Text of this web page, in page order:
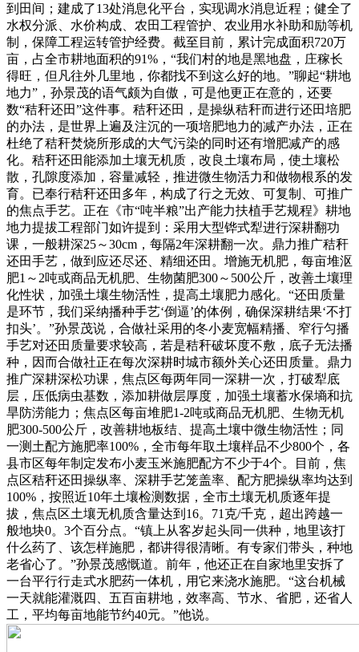
到田间；建成了13处消息化平台，实现调水消息近程；健全了
水权分派、水价构成、农田工程管护、农业用水补助和励等机
制，保障工程运转管护经费。截至目前，累计完成面积720万
亩，占全市耕地面积的91%，“我们村的地是黑地盘，庄稼长
得旺，但凡往外几里地，你都找不到这么好的地。”聊起“耕地
地力”，孙景茂的语气颇为自傲，可是他更正在意的，还要
数“秸秆还田”这件事。秸秆还田，是操纵秸秆而进行还田培肥
的办法，是世界上遍及注沉的一项培肥地力的减产办法，正在
杜绝了秸秆焚烧所形成的大气污染的同时还有增肥减产的感
化。秸秆还田能添加土壤无机质，改良土壤布局，使土壤松
散，孔隙度添加，容量减轻，推进微生物活力和做物根系的发
育。已奉行秸秆还田多年，构成了行之无效、可复制、可推广
的焦点手艺。正在《市“吨半粮”出产能力扶植手艺规程》耕地
地力提拔工程部门如许提到：采用大型铧式犁进行深耕翻功
课，一般耕深25～30cm，每隔2年深耕翻一次。鼎力推广秸秆
还田手艺，做到应还尽还、精细还田。增施无机肥，每亩堆沤
肥1～2吨或商品无机肥、生物菌肥300～500公斤，改善土壤理
化性状，加强土壤生物活性，提高土壤肥力感化。“还田质量
是环节，我们采纳播种手艺‘倒逼’的体例，确保深耕结果‘不打
扣头’。”孙景茂说，合做社采用的冬小麦宽幅精播、窄行匀播
手艺对还田质量要求较高，若是秸秆破坏度不敷，底子无法播
种，因而合做社正在每次深耕时城市额外关心还田质量。鼎力
推广深耕深松功课，焦点区每两年同一深耕一次，打破犁底
层，压低病虫基数，添加耕做层厚度，加强土壤蓄水保墒和抗
旱防涝能力；焦点区每亩堆肥1-2吨或商品无机肥、生物无机
肥300-500公斤，改善耕地板结、提高土壤中微生物活性；同
一测土配方施肥率100%，全市每年取土壤样品不少800个，各
县市区每年制定发布小麦玉米施肥配方不少于4个。目前，焦
点区秸秆还田操纵率、深耕手艺笼盖率、配方肥操纵率均达到
100%，按照近10年土壤检测数据，全市土壤无机质逐年提
拔，焦点区土壤无机质含量达到16。71克/千克，超出跨越一
般地块0。3个百分点。“镇上从客岁起头同一供种，地里该打
什么药了、该怎样施肥，都讲得很清晰。有专家们带头，种地
老省心了。”孙景茂感慨道。前年，他还正在自家地里安拆了
一台平行行走式水肥药一体机，用它来浇水施肥。“这台机械
一天就能灌溉四、五百亩耕地，效率高、节水、省肥，还省人
工，平均每亩地能节约40元。”他说。